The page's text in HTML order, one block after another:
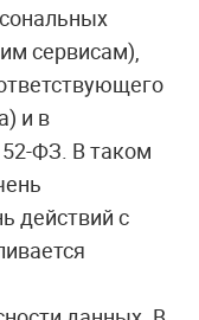
сервисам),
и в
ФЗ. В таком
действий с